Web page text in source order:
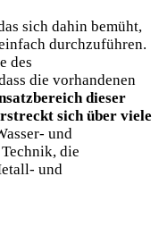
sich dahin bemüht,
durchzuführen.
des
die vorhandenen
dieser
sich über viele
und
die
und